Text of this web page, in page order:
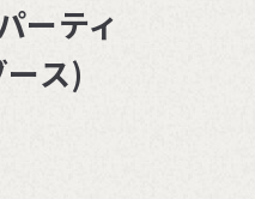
ーティ
ス)